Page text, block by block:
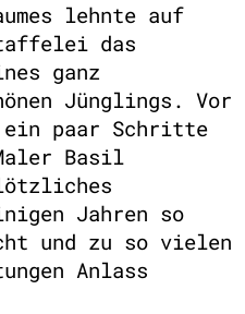
lehnte auf
das
ganz
Jünglings. Vor
paar Schritte
Basil
Jahren so
und zu so vielen
Anlass